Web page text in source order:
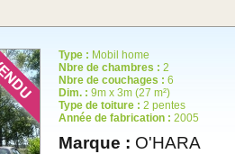
Type : Mobil home
Nbre de chambres : 2
Nbre de couchages : 6
Dim. : 9m x 3m (27 m²)
Type de toiture : 2 pentes
Année de fabrication : 2005
Marque : O'HARA